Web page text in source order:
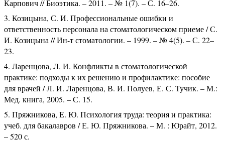
Карпович // Биоэтика. – 2011. – № 1(7). – С. 16–26.
Козицына, С. И. Профессиональные ошибки и
ответственность персонала на стоматологическом приеме / С.
И. Козицына // Ин-т стоматологии. – 1999. – № 4(5). – С. 22–
23.
Ларенцова, Л. И. Конфликты в стоматологической
практике: подходы к их решению и профилактике: пособие
для врачей / Л. И. Ларенцова, В. И. Полуев, Е. С. Тучик. – М.:
Мед. книга, 2005. – С. 15.
Пряжникова, Е. Ю. Психология труда: теория и практика:
учеб. для бакалавров / Е. Ю. Пряжникова. – М. : Юрайт, 2012.
– 520 с.